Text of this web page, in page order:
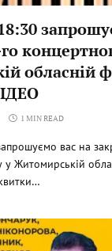
обласній
1 MIN READ
вас на
Житомирській